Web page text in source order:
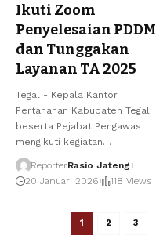
Ikuti Zoom
Penyelesaian PDDM
dan Tunggakan
Layanan TA 2025
Tegal - Kepala Kantor
Pertanahan Kabupaten Tegal
beserta Pejabat Pengawas
mengikuti kegiatan…
ReporterRasio Jateng
20 Januari 2026
118 Views
1 2 3